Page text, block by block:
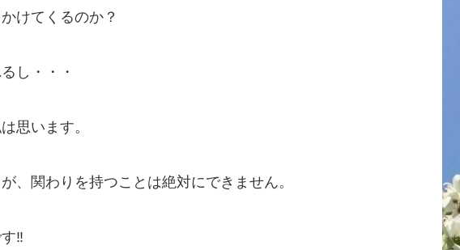
けてくるのか？
し・・・
思います。
、関わりを持つことは絶対にできません。
‼️